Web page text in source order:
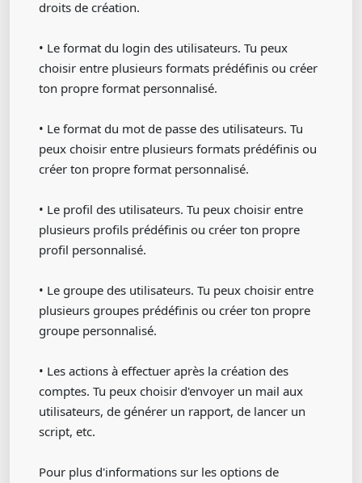
droits de création.
• Le format du login des utilisateurs. Tu peux
choisir entre plusieurs formats prédéfinis ou créer
ton propre format personnalisé.
• Le format du mot de passe des utilisateurs. Tu
peux choisir entre plusieurs formats prédéfinis ou
créer ton propre format personnalisé.
• Le profil des utilisateurs. Tu peux choisir entre
plusieurs profils prédéfinis ou créer ton propre
profil personnalisé.
• Le groupe des utilisateurs. Tu peux choisir entre
plusieurs groupes prédéfinis ou créer ton propre
groupe personnalisé.
• Les actions à effectuer après la création des
comptes. Tu peux choisir d'envoyer un mail aux
utilisateurs, de générer un rapport, de lancer un
script, etc.
Pour plus d'informations sur les options de